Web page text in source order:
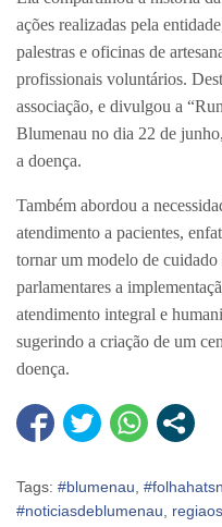
ações realizadas pela
palestras e oficinas de
profissionais voluntários.
associação, e divulgou a
Blumenau no dia 22 de
a doença.
Também abordou a
atendimento a pacientes,
tornar um modelo de
parlamentares a
atendimento integral e
sugerindo a criação de um
doença.
Tags: #blumenau,
#noticiasdeblumenau,